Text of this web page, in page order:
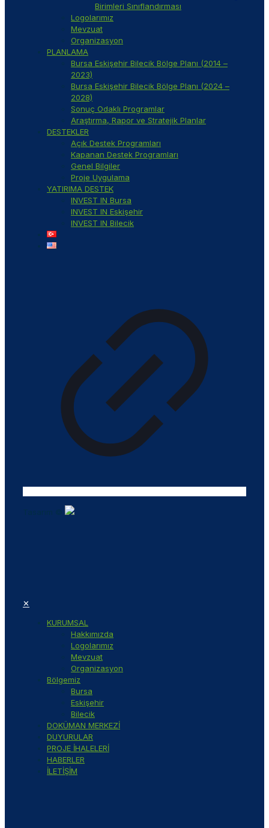
Birimleri Sınıflandırması
Logolarımız
Mevzuat
Organizasyon
PLANLAMA
Bursa Eskişehir Bilecik Bölge Planı (2014 –
2023)
Bursa Eskişehir Bilecik Bölge Planı (2024 –
2028)
Sonuç Odaklı Programlar
Araştırma, Rapor ve Stratejik Planlar
DESTEKLER
Açık Destek Programları
Kapanan Destek Programları
Genel Bilgiler
Proje Uygulama
YATIRIMA DESTEK
INVEST IN Bursa
INVEST IN Eskişehir
INVEST IN Bilecik
✕
KURUMSAL
Hakkımızda
Logolarımız
Mevzuat
Organizasyon
Bölgemiz
Bursa
Eskişehir
Bilecik
DOKÜMAN MERKEZİ
DUYURULAR
PROJE İHALELERİ
HABERLER
İLETİŞİM